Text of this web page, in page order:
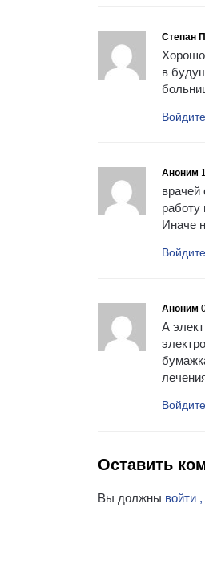
Степан
в
Аноним
работу
Иначе
Аноним
А
Оставить
Вы должны войти